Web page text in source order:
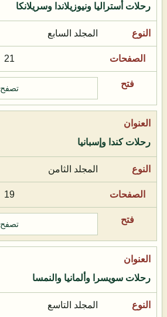
رحلات أستراليا ونيوزيلاندا وسريلانكا
المجلد السابع
21
تصفح
رحلات كندا وإسبانيا
المجلد الثامن
19
تصفح
رحلات سويسرا وألمانيا والنمسا
المجلد التاسع